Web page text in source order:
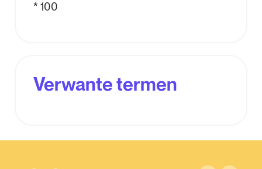
* 100
Verwante termen